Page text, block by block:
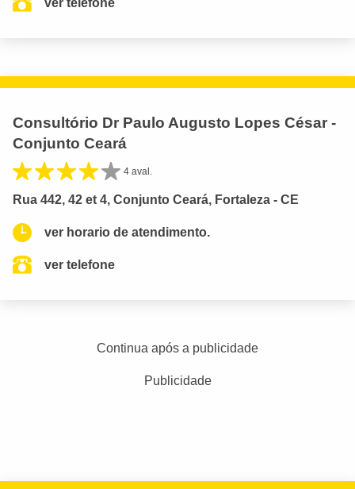
ver telefone
Consultório Dr Paulo Augusto Lopes César -
Conjunto Ceará
4 aval.
Rua 442, 42 et 4, Conjunto Ceará, Fortaleza - CE
ver horario de atendimento.
ver telefone
Continua após a publicidade
Publicidade